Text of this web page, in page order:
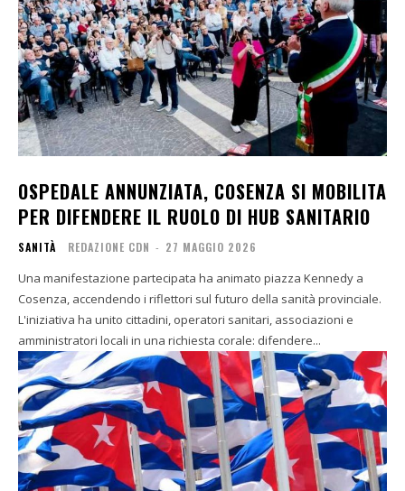
OSPEDALE ANNUNZIATA, COSENZA SI MOBILITA
PER DIFENDERE IL RUOLO DI HUB SANITARIO
SANITÀ REDAZIONE CDN - 27 MAGGIO 2026
Una manifestazione partecipata ha animato piazza Kennedy a
Cosenza, accendendo i riflettori sul futuro della sanità provinciale.
L'iniziativa ha unito cittadini, operatori sanitari, associazioni e
amministratori locali in una richiesta corale: difendere...